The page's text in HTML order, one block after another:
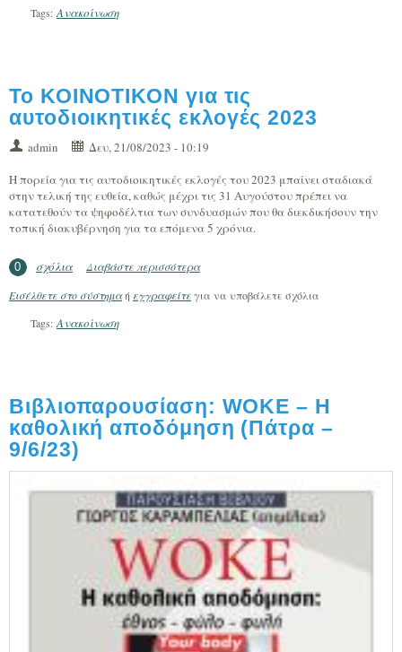
Tags: Ανακοίνωση
Το ΚΟΙΝΟΤΙΚΟΝ για τις
αυτοδιοικητικές εκλογές 2023
admin
Δευ, 21/08/2023 - 10:19
Η πορεία για τις αυτοδιοικητικές εκλογές του 2023 μπαίνει σταδιακά
στην τελική της ευθεία, καθώς μέχρι τις 31 Αυγούστου πρέπει να
κατατεθούν τα ψηφοδέλτια των συνδυασμών που θα διεκδικήσουν την
τοπική διακυβέρνηση για τα επόμενα 5 χρόνια.
0 σχόλια Διαβάστε περισσότεραγια Το ΚΟΙΝΟΤΙΚΟΝ για τις
Εισέλθετε στο σύστημαή εγγραφείτεγια να υποβάλετε σχόλια
Tags: Ανακοίνωση
Βιβλιοπαρουσίαση: WOKE – Η
καθολική αποδόμηση (Πάτρα –
9/6/23)